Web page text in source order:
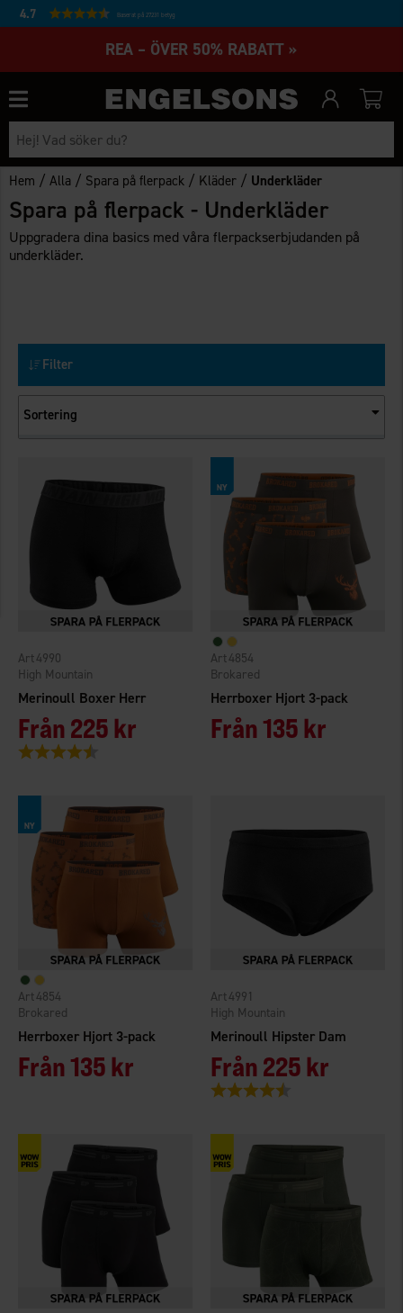
4.7 Baserat på 27231 betyg
REA – ÖVER 50% RABATT »
Hem /Alla / Spara på flerpack / Kläder / Underkläder
Spara på flerpack - Underkläder
Uppgradera dina basics med våra flerpackserbjudanden på
underkläder.
Filter
Sortering
Merinoull Boxer Herr
High Mountain
4990
Från225 kr
Betyg:
Herrboxer Hjort 3-pack
Brokared
4854
Från135 kr
Herrboxer Hjort 3-pack
Brokared
4854
Från135 kr
Merinoull Hipster Dam
High Mountain
4991
Från225 kr
Betyg: